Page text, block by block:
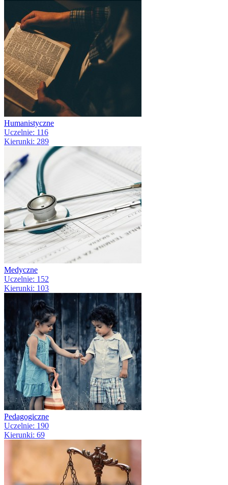
Humanistyczne
Uczelnie: 116
Kierunki: 289
Medyczne
Uczelnie: 152
Kierunki: 103
Pedagogiczne
Uczelnie: 190
Kierunki: 69